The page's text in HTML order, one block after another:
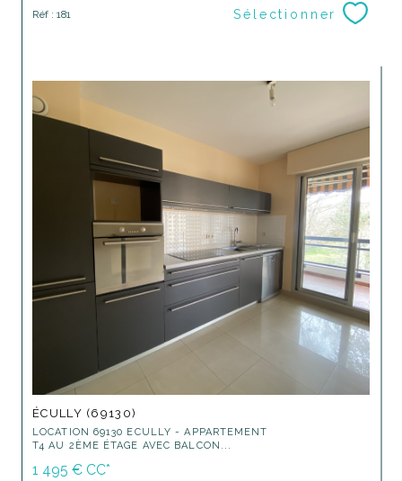
Réf : 181 Sélectionner
ÉCULLY (69130)
LOCATION 69130 ECULLY - APPARTEMENT
T4 AU 2ÈME ÉTAGE AVEC BALCON...
1 495 € CC*